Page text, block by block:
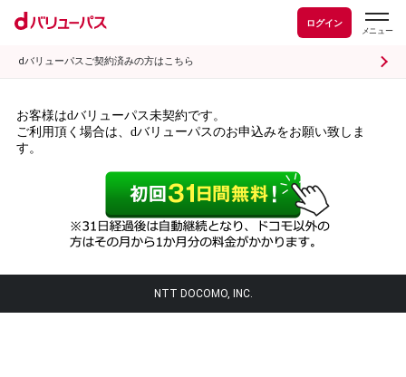
ログイン
dバリューパスご契約済みの方はこちら
お客様はdバリューパス未契約です。
ご利用頂く場合は、dバリューパスのお申込みをお願い致しま
す。
NTT DOCOMO, INC.